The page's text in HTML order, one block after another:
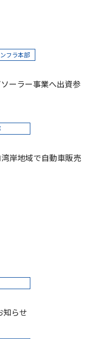
フラ本部
ーラー事業へ出資参
岸地域で自動車販売
知らせ